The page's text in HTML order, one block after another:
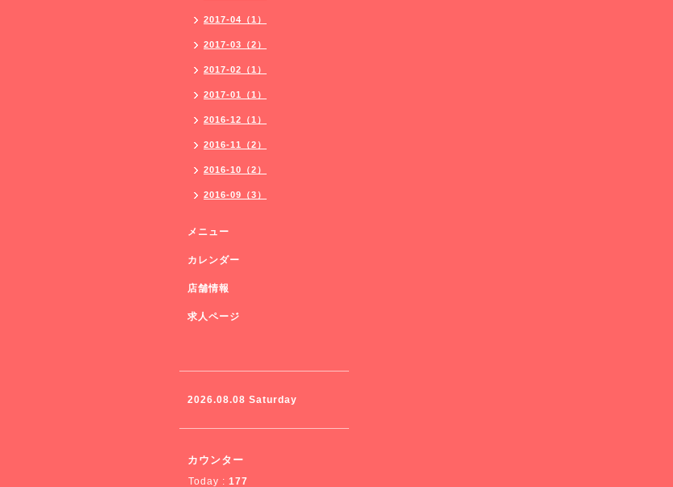
2017-04（1）
2017-03（2）
2017-02（1）
2017-01（1）
2016-12（1）
2016-11（2）
2016-10（2）
2016-09（3）
メニュー
カレンダー
店舗情報
求人ページ
2026.08.08 Saturday
カウンター
Today : 177